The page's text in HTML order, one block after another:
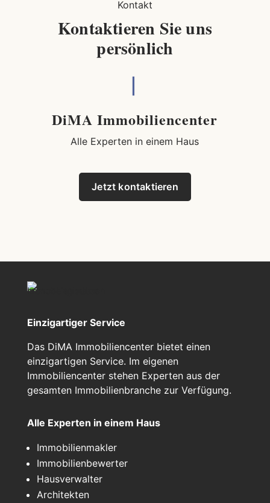
Kontakt
Kontaktieren Sie uns
persönlich
DiMA Immobiliencenter
Alle Experten in einem Haus
Jetzt kontaktieren
Einzigartiger Service
Das DiMA Immobiliencenter bietet einen
einzigartigen Service. Im eigenen
Immobiliencenter stehen Experten aus der
gesamten Immobilienbranche zur Verfügung.
Alle Experten in einem Haus
Immobilienmakler
Immobilienbewerter
Hausverwalter
Architekten